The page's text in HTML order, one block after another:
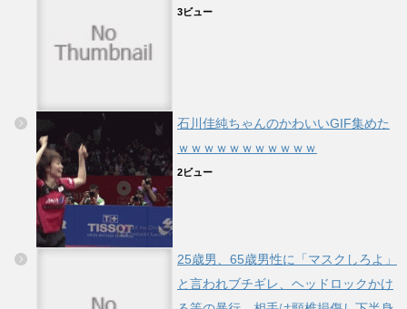
3ビュー
石川佳純ちゃんのかわいいGIF集めた
ｗｗｗｗｗｗｗｗｗｗｗ
2ビュー
25歳男、65歳男性に「マスクしろよ」
と言われブチギレ、ヘッドロックかけ